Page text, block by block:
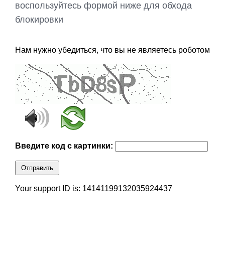
воспользуйтесь формой ниже для обхода
блокировки
Нам нужно убедиться, что вы не являетесь роботом
Введите код с картинки:
Отправить
Your support ID is: 14141199132035924437